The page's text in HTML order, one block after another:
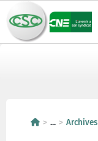
... Archives